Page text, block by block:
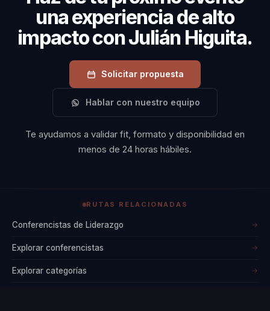
una experiencia de alto
impacto con Julián Higuita.
Solicitar propuesta
Hablar con nuestro equipo
Te ayudamos a validar fit, formato y disponibilidad en
menos de 24 horas hábiles.
RUTAS RELACIONADAS
Conferencistas de Liderazgo →
Explorar conferencistas →
Explorar categorías →